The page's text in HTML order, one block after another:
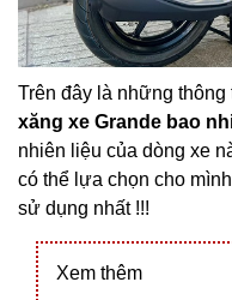
Trên đây là những
xăng xe Grande bao
nhiên liệu của dòng xe
có thể lựa chọn cho
sử dụng nhất !!!
Xem thêm